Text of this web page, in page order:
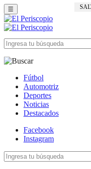
☰
Fútbol
Automotriz
Deportes
Noticias
Destacados
Facebook
Instagram